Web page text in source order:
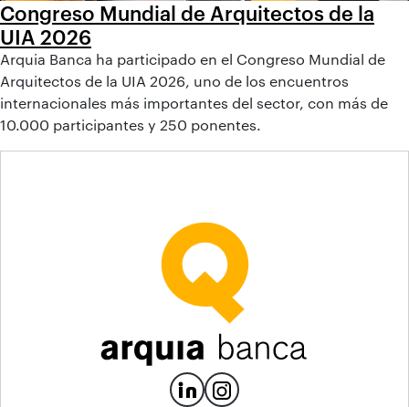
Congreso Mundial de Arquitectos de la
UIA 2026
Arquia Banca ha participado en el Congreso Mundial de
Arquitectos de la UIA 2026, uno de los encuentros
internacionales más importantes del sector, con más de
10.000 participantes y 250 ponentes.